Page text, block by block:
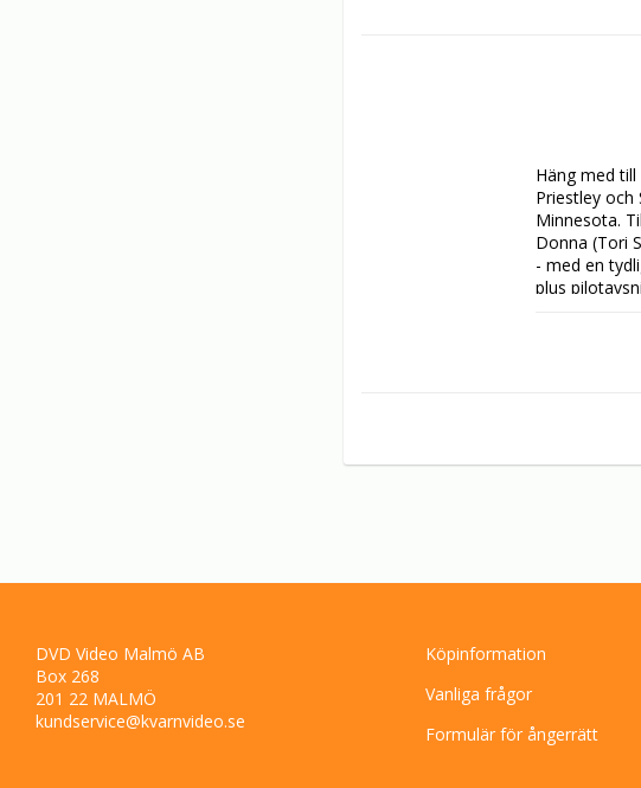
Häng med
Priestley
Minnesota.
Donna (Tori
- med en
plus
DVD Video Malmö AB
Box 268
201 22 MALMÖ
kundservice@kvarnvideo.se
Köpinformation
Vanliga frågor
Formulär för ångerrätt